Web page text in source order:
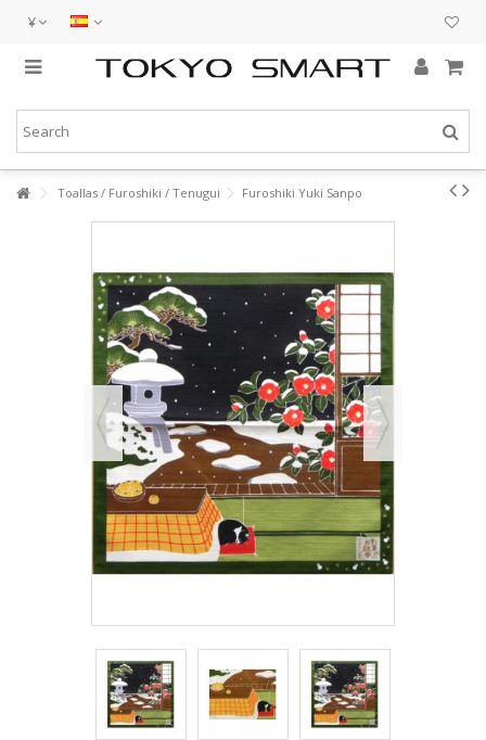
¥
Toallas / Furoshiki / Tenugui Furoshiki Yuki Sanpo